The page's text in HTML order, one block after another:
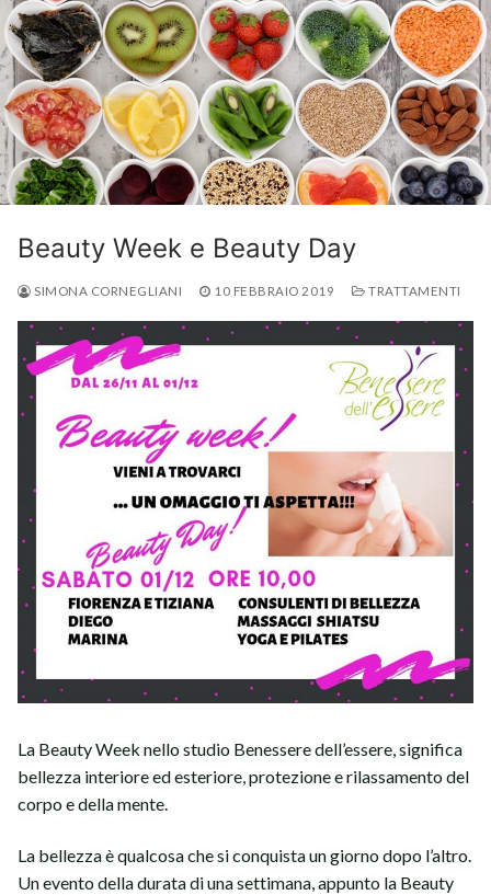
Beauty Week e Beauty Day
SIMONA CORNEGLIANI 10 FEBBRAIO 2019 TRATTAMENTI
La Beauty Week nello studio Benessere dell’essere, significa
bellezza interiore ed esteriore, protezione e rilassamento del
corpo e della mente.
La bellezza è qualcosa che si conquista un giorno dopo l’altro.
Un evento della durata di una settimana, appunto la Beauty